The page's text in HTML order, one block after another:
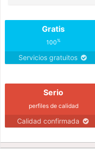
Gratis
100%
Servicios gratuitos
Serio
perfiles de calidad
Calidad confirmada